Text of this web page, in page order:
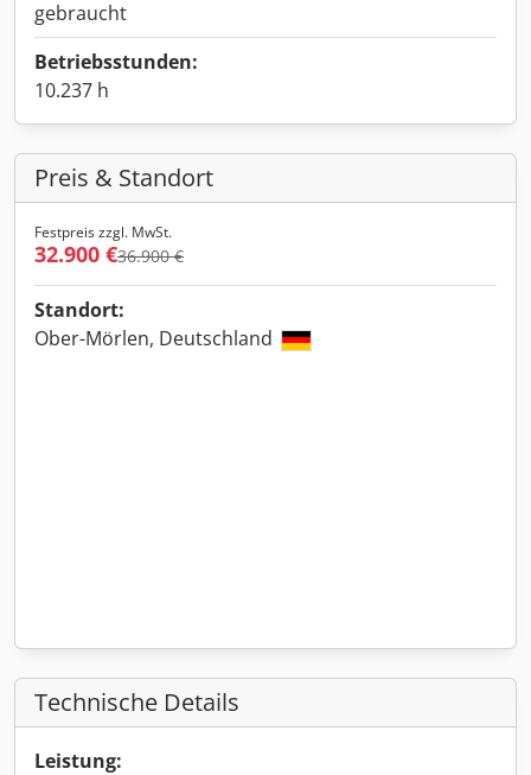
gebraucht
Betriebsstunden:
10.237 h
Preis & Standort
Festpreis zzgl. MwSt.
32.900 €36.900 €
Standort:
Ober-Mörlen, Deutschland
Technische Details
Leistung: